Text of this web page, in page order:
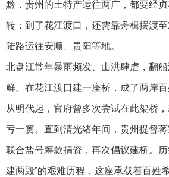
黔，贵州的土特产运往两广，都要经
转；到了花江渡口，还需靠舟楫摆渡
陆路运往安顺、贵阳等地。
北盘江常年暴雨频发、山洪肆虐，翻
鲜。在花江渡口建一座桥，成了两岸百
从明代起，官府曾多次尝试在此架桥
亏一篑。直到清光绪年间，贵州提督蒋
联合盐号筹款捐资，再次倡议建桥。
建两毁”的艰难历程，这座承载着百姓